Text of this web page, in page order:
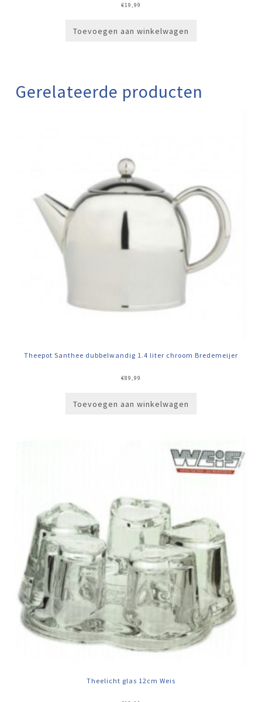
€19,99
Toevoegen aan winkelwagen
Gerelateerde producten
Theepot Santhee dubbelwandig 1.4 liter chroom Bredemeijer
€89,99
Toevoegen aan winkelwagen
Theelicht glas 12cm Weis